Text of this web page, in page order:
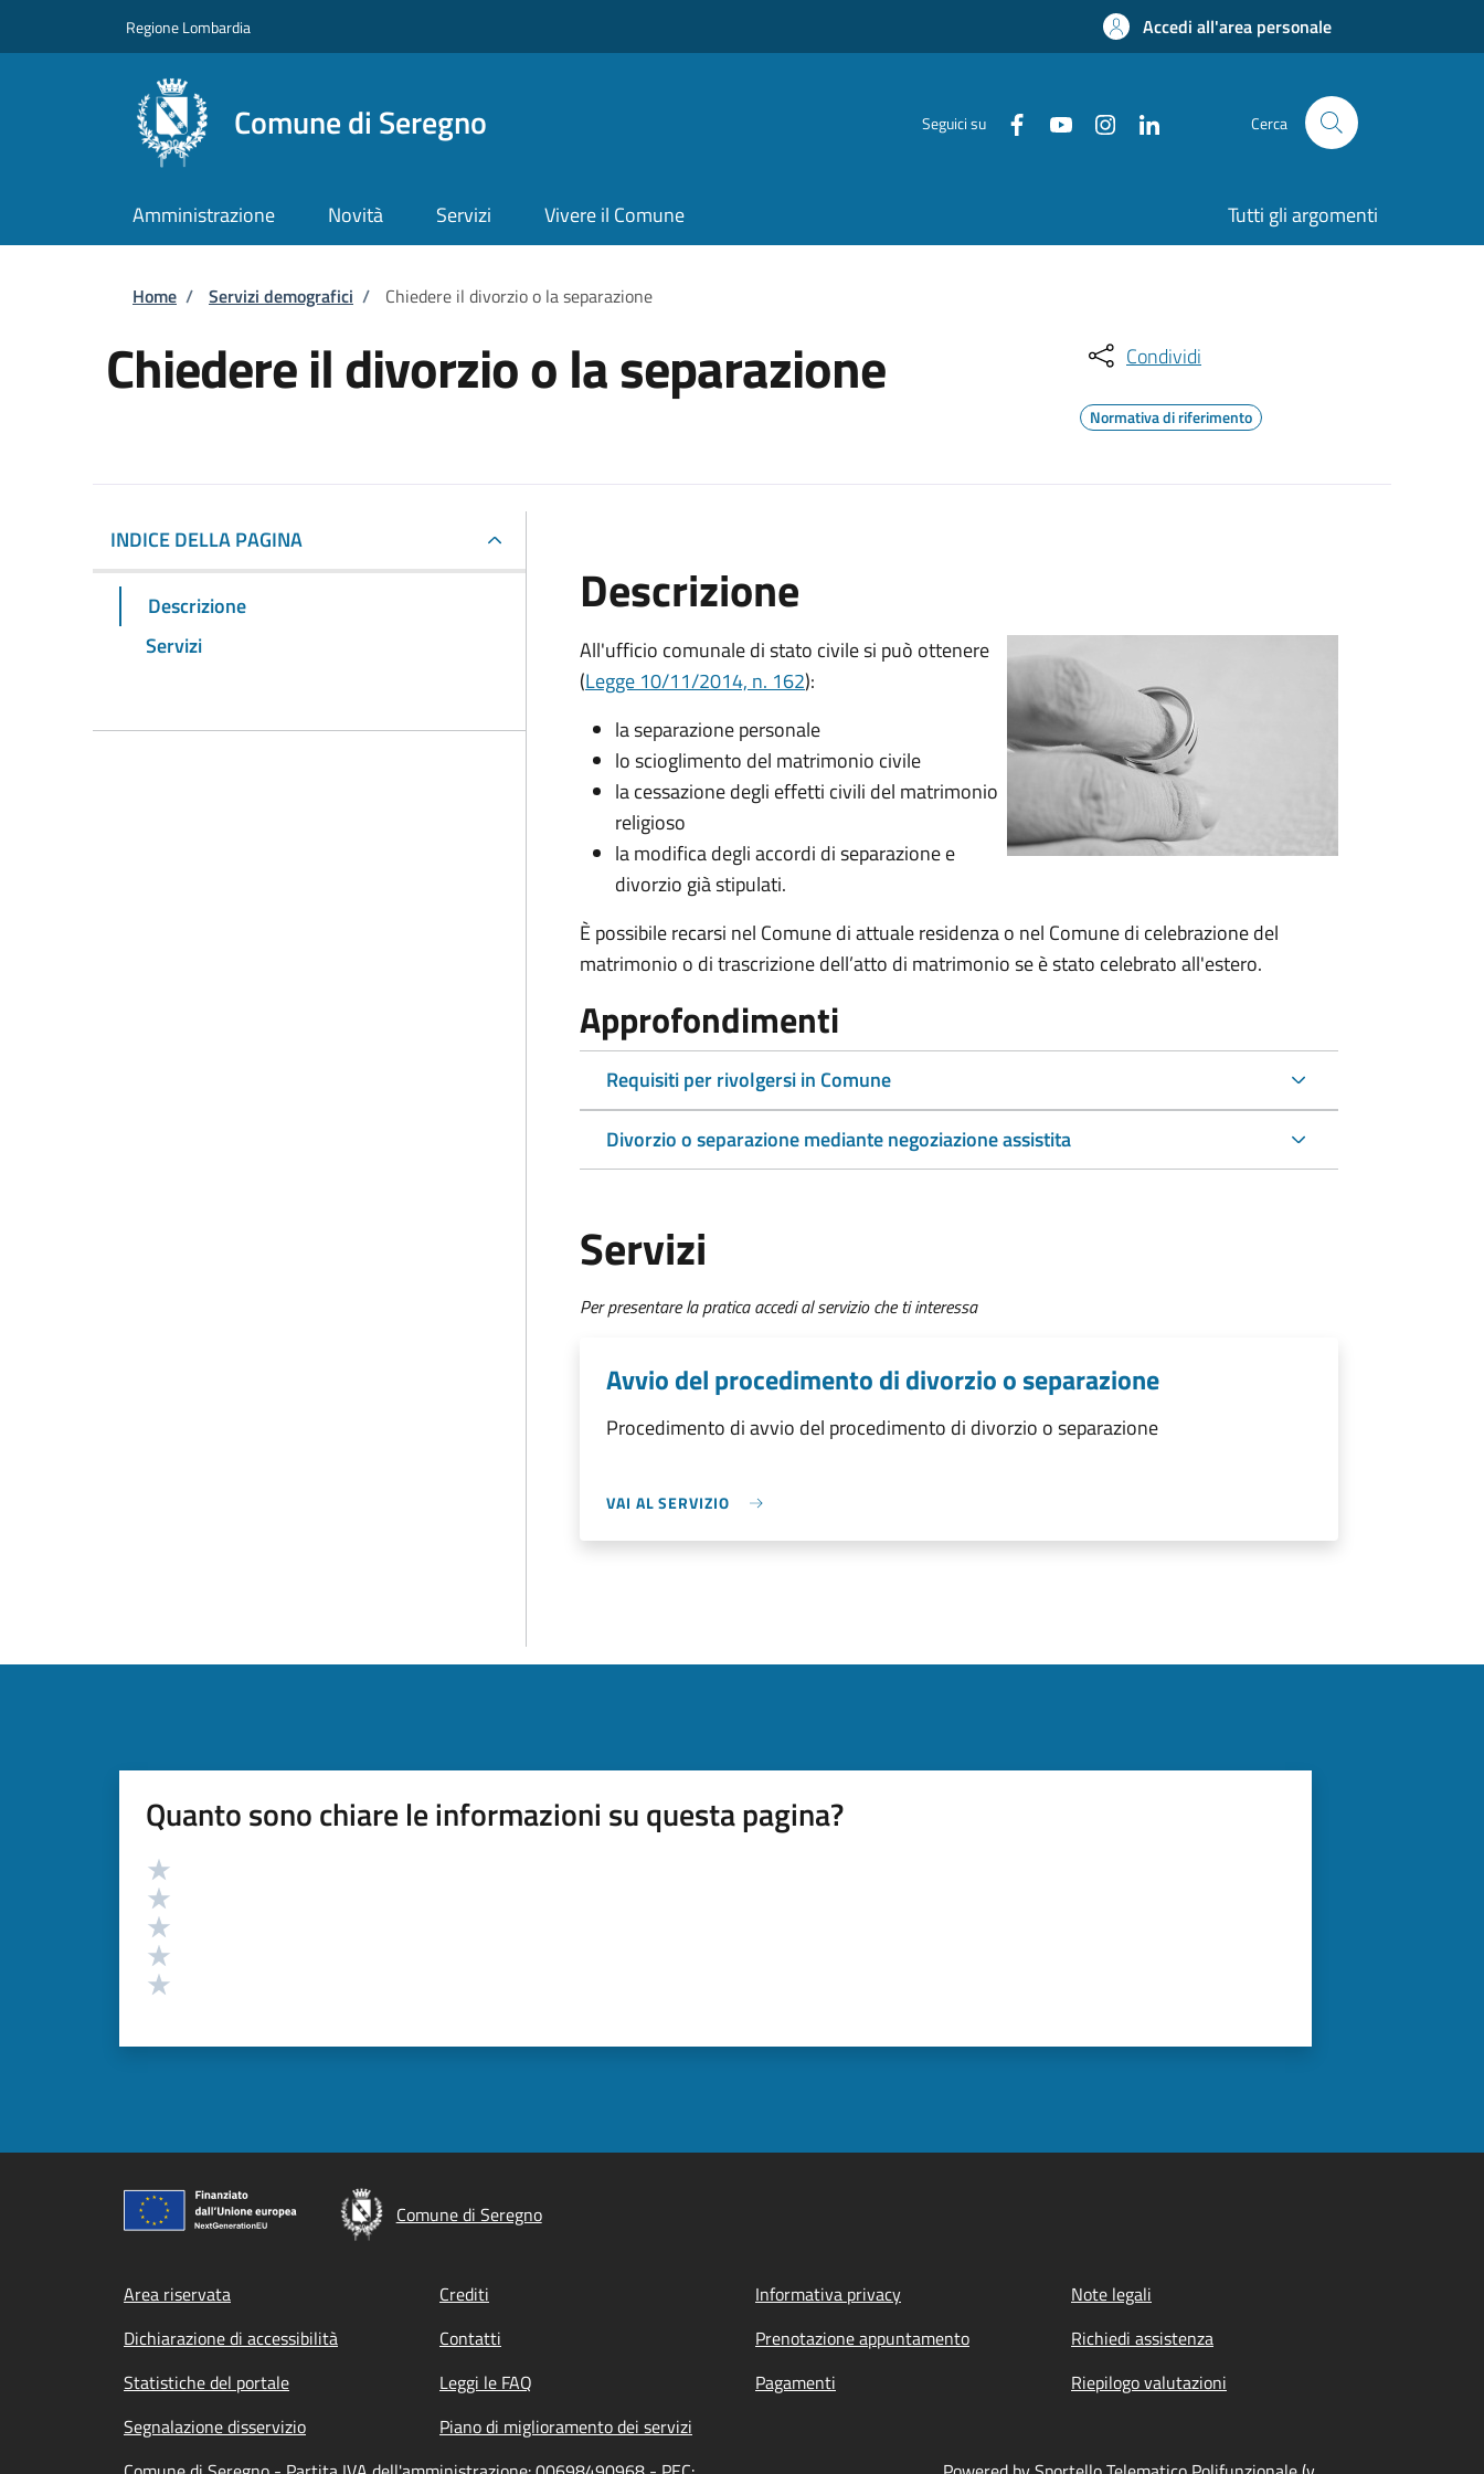
Regione Lombardia Accedi all'area personale
Comune di Seregno Seguici su Cerca
Amministrazione Novità Servizi Vivere il Comune Tutti gli argomenti
Briciole di pane
Home / Servizi demografici / Chiedere il divorzio o la separazione
Chiedere il divorzio o la separazione Condividi
Normativa di riferimento
INDICE DELLA PAGINA
Descrizione
Servizi
Descrizione
All'ufficio comunale di stato civile si può ottenere
(Legge 10/11/2014, n. 162):
la separazione personale
lo scioglimento del matrimonio civile
la cessazione degli effetti civili del matrimonio
religioso
la modifica degli accordi di separazione e
divorzio già stipulati.
È possibile recarsi nel Comune di attuale residenza o nel Comune di celebrazione del
matrimonio o di trascrizione dell’atto di matrimonio se è stato celebrato all'estero.
Approfondimenti
Requisiti per rivolgersi in Comune
Divorzio o separazione mediante negoziazione assistita
Servizi
Per presentare la pratica accedi al servizio che ti interessa
Avvio del procedimento di divorzio o separazione
Procedimento di avvio del procedimento di divorzio o separazione
VAI AL SERVIZIO
Quanto sono chiare le informazioni su questa pagina?
Valutazione
Comune di Seregno
Footer menu
Area riservata Crediti Informativa privacy
Note legali
Dichiarazione di accessibilità
Contatti Prenotazione appuntamento
Richiedi assistenza
Statistiche del portale
Leggi le FAQ Pagamenti
Riepilogo valutazioni
Segnalazione disservizio
Piano di miglioramento dei servizi